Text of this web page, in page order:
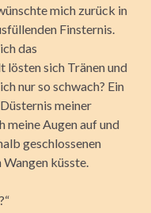
mich zurück in
Finsternis.
das
lösten sich Tränen und
nur so schwach? Ein
meiner
meine Augen auf und
geschlossenen
küsste.